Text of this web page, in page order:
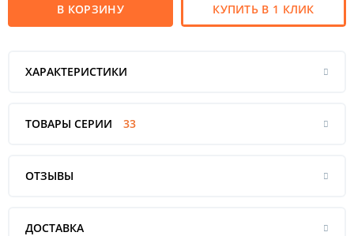
В КОРЗИНУ КУПИТЬ В 1 КЛИК
ХАРАКТЕРИСТИКИ
ТОВАРЫ СЕРИИ 33
ОТЗЫВЫ
ДОСТАВКА